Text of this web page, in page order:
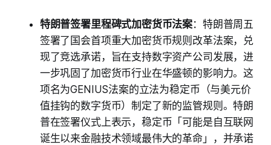
特朗普签署里程碑式加密货币法案：特朗普周五
签署了国会首项重大加密货币规则改革法案，兑
现了竞选承诺，旨在支持数字资产公司发展，进
一步巩固了加密货币行业在华盛顿的影响力。这
项名为GENIUS法案的立法为稳定币（与美元价
值挂钩的数字货币）制定了新的监管规则。特朗
普在签署仪式上表示，稳定币「可能是自互联网
诞生以来金融技术领域最伟大的革命」，并承诺